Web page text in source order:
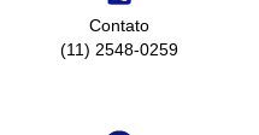
Contato
(11) 2548-0259